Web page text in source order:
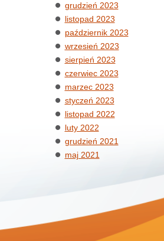
grudzień 2023
listopad 2023
październik 2023
wrzesień 2023
sierpień 2023
czerwiec 2023
marzec 2023
styczeń 2023
listopad 2022
luty 2022
grudzień 2021
maj 2021